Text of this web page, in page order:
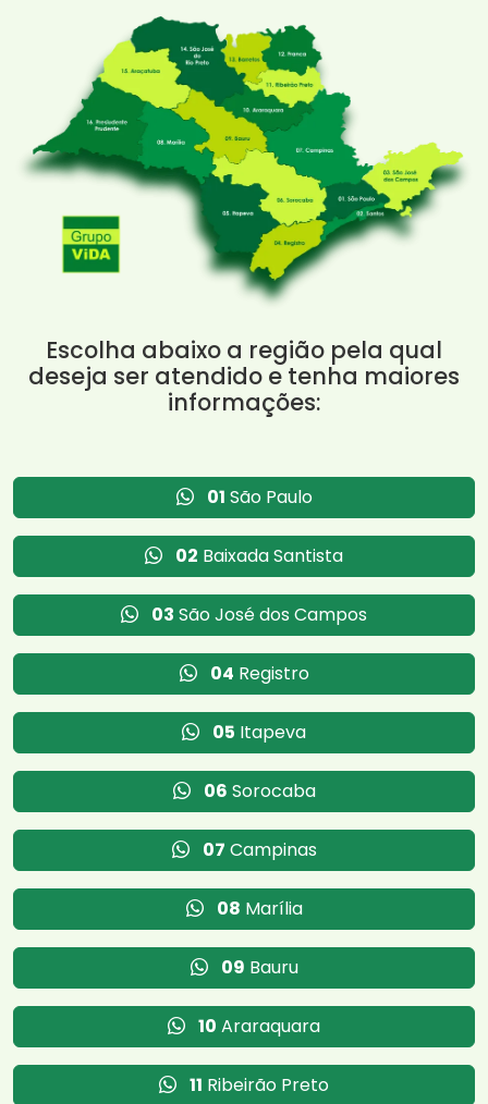
Escolha abaixo a região pela qual
deseja ser atendido e tenha maiores
informações:
01 São Paulo
02 Baixada Santista
03 São José dos Campos
04 Registro
05 Itapeva
06 Sorocaba
07 Campinas
08 Marília
09 Bauru
10 Araraquara
11 Ribeirão Preto